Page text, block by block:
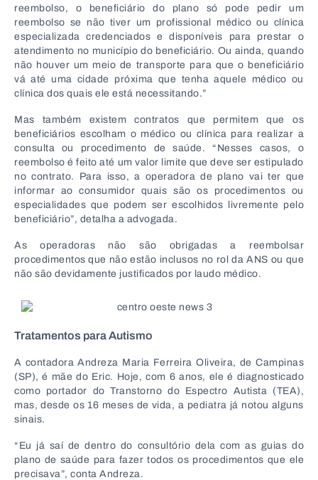
reembolso, o beneficiário do plano só pode pedir um
reembolso se não tiver um profissional médico ou clínica
especializada credenciados e disponíveis para prestar o
atendimento no município do beneficiário. Ou ainda, quando
não houver um meio de transporte para que o beneficiário
vá até uma cidade próxima que tenha aquele médico ou
clínica dos quais ele está necessitando.”
Mas também existem contratos que permitem que os
beneficiários escolham o médico ou clínica para realizar a
consulta ou procedimento de saúde. “Nesses casos, o
reembolso é feito até um valor limite que deve ser estipulado
no contrato. Para isso, a operadora de plano vai ter que
informar ao consumidor quais são os procedimentos ou
especialidades que podem ser escolhidos livremente pelo
beneficiário”, detalha a advogada.
As operadoras não são obrigadas a reembolsar
procedimentos que não estão inclusos no rol da ANS ou que
não são devidamente justificados por laudo médico.
Tratamentos para Autismo
A contadora Andreza Maria Ferreira Oliveira, de Campinas
(SP), é mãe do Eric. Hoje, com 6 anos, ele é diagnosticado
como portador do Transtorno do Espectro Autista (TEA),
mas, desde os 16 meses de vida, a pediatra já notou alguns
sinais.
“Eu já saí de dentro do consultório dela com as guias do
plano de saúde para fazer todos os procedimentos que ele
precisava”, conta Andreza.